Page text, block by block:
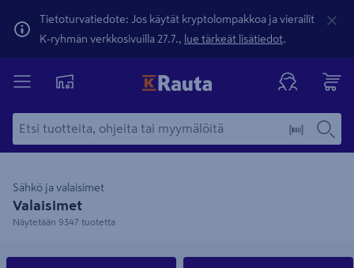
Tietoturvatiedote: Jos käytät kryptolompakkoa ja vierailit
K-ryhmän verkkosivuilla 27.7., lue tärkeät lisätiedot.
Sähkö ja valaisimet
Valaisimet
Näytetään 9347 tuotetta